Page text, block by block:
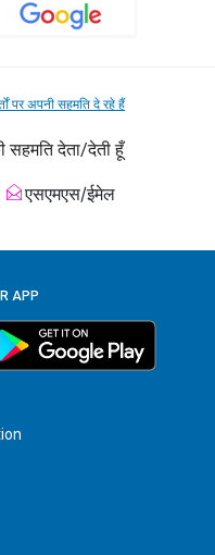
पर अपनी सहमति दे रहे हैं
सहमति देता/देती हूँ
एसएमएस/ईमेल
APP